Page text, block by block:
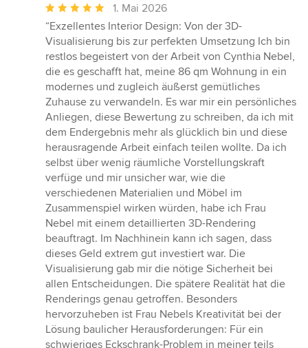
Durchschnittliche
Bewertung:
5
von
5
Sternen
1. Mai 2026
“Exzellentes Interior Design: Von der 3D-
Visualisierung bis zur perfekten Umsetzung Ich bin
restlos begeistert von der Arbeit von Cynthia Nebel,
die es geschafft hat, meine 86 qm Wohnung in ein
modernes und zugleich äußerst gemütliches
Zuhause zu verwandeln. Es war mir ein persönliches
Anliegen, diese Bewertung zu schreiben, da ich mit
dem Endergebnis mehr als glücklich bin und diese
herausragende Arbeit einfach teilen wollte. Da ich
selbst über wenig räumliche Vorstellungskraft
verfüge und mir unsicher war, wie die
verschiedenen Materialien und Möbel im
Zusammenspiel wirken würden, habe ich Frau
Nebel mit einem detaillierten 3D-Rendering
beauftragt. Im Nachhinein kann ich sagen, dass
dieses Geld extrem gut investiert war. Die
Visualisierung gab mir die nötige Sicherheit bei
allen Entscheidungen. Die spätere Realität hat die
Renderings genau getroffen. Besonders
hervorzuheben ist Frau Nebels Kreativität bei der
Lösung baulicher Herausforderungen: Für ein
schwieriges Eckschrank-Problem in meiner teils